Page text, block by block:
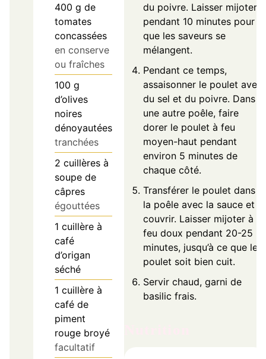
400 g de
tomates
concassées
en conserve
ou fraîches
100 g
d’olives
noires
dénoyautées
tranchées
2 cuillères à
soupe de
câpres
égouttées
1 cuillère à
café
d’origan
séché
1 cuillère à
café de
piment
rouge broyé
facultatif
du poivre. Laisser mijoter
pendant 10 minutes pour
que les saveurs se
mélangent.
Pendant ce temps,
assaisonner le poulet avec
du sel et du poivre. Dans
une autre poêle, faire
dorer le poulet à feu
moyen-haut pendant
environ 5 minutes de
chaque côté.
Transférer le poulet dans
la poêle avec la sauce et
couvrir. Laisser mijoter à
feu doux pendant 20-25
minutes, jusqu’à ce que le
poulet soit bien cuit.
Servir chaud, garni de
basilic frais.